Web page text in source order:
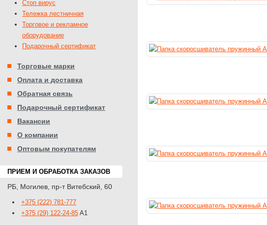
Стоп вирус
Тележка лестничная
Торговое и рекламное
оборудование
Подарочный сертификат
Торговые марки
Оплата и доставка
Обратная связь
Подарочный сертификат
Вакансии
О компании
Оптовым покупателям
ПРИЕМ И ОБРАБОТКА ЗАКАЗОВ
РБ Могилев пр-т Витебский, 60
+375 (222) 781-777
+375 (29) 122-24-85 A1